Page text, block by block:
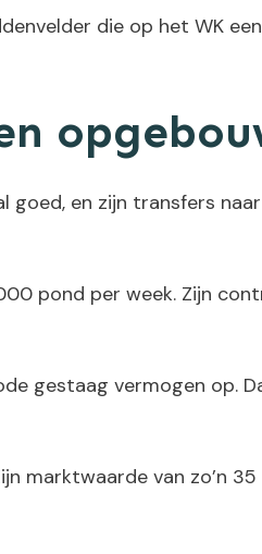
die op het WK
goed, en zijn transfers
pond per week. Zijn
gestaag vermogen op.
marktwaarde van zo’n